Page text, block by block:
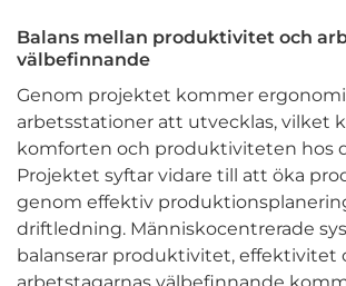
Balans mellan produktivitet och
välbefinnande
Genom projektet kommer
arbetsstationer att utvecklas, vilket
komforten och produktiviteten hos
Projektet syftar vidare till att öka
genom effektiv
driftledning. Människocentrerade
balanserar produktivitet, effektivitet